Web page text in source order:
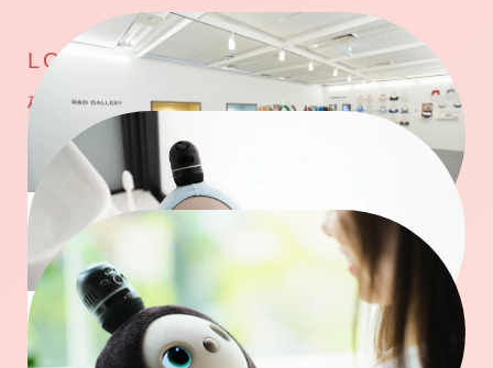
LOVOTと実際にふれあって、
確かめてみませんか？
“触れてみる”
お近くの店舗はこちら
“お迎えする”
詳細・ご購入はこちら